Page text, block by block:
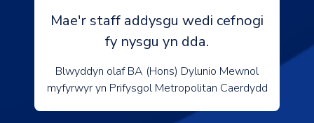
Mae'r staff addysgu wedi cefnogi
fy nysgu yn dda.
Blwyddyn olaf BA (Hons) Dylunio Mewnol
myfyrwyr yn Prifysgol Metropolitan Caerdydd